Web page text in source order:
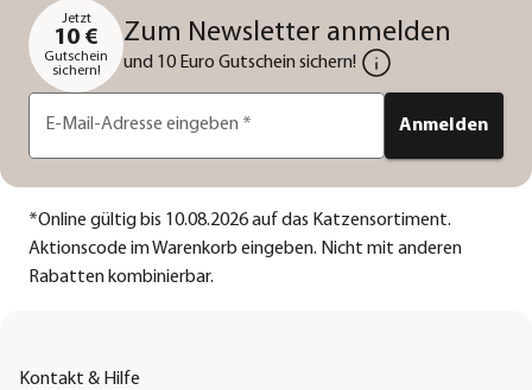
Jetzt
10 €
Gutschein
sichern!
Zum Newsletter anmelden
und 10 Euro Gutschein sichern!
E-Mail-Adresse eingeben * Anmelden
*Online gültig bis 10.08.2026 auf das Katzensortiment.
Aktionscode im Warenkorb eingeben. Nicht mit anderen
Rabatten kombinierbar.
Kontakt & Hilfe